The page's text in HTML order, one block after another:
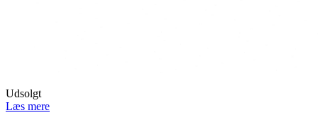
Udsolgt
Læs mere